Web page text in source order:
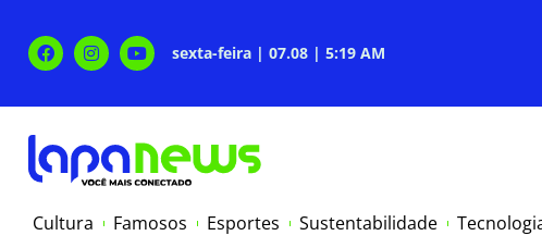
sexta-feira | 07.08 | 5:19 AM
Cultura Famosos Esportes Sustentabilidade